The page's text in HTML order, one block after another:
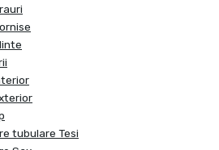
tubulare Tesi